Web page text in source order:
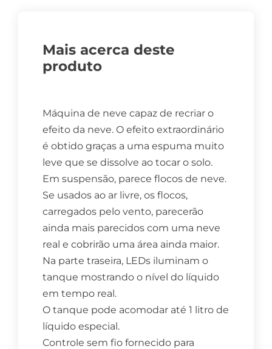
Mais acerca deste
produto
Máquina de neve capaz de recriar o
efeito da neve. O efeito extraordinário
é obtido graças a uma espuma muito
leve que se dissolve ao tocar o solo.
Em suspensão, parece flocos de neve.
Se usados ao ar livre, os flocos,
carregados pelo vento, parecerão
ainda mais parecidos com uma neve
real e cobrirão uma área ainda maior.
Na parte traseira, LEDs iluminam o
tanque mostrando o nível do líquido
em tempo real.
O tanque pode acomodar até 1 litro de
líquido especial.
Controle sem fio fornecido para